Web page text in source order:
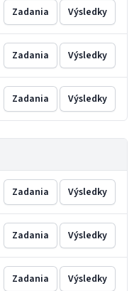
Zadania Výsledky
Zadania Výsledky
Zadania Výsledky
Zadania Výsledky
Zadania Výsledky
Zadania Výsledky